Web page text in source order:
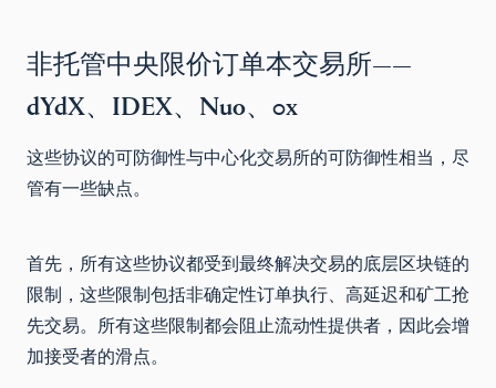
非托管中央限价订单本交易所——
dYdX、IDEX、Nuo、0x
这些协议的可防御性与中心化交易所的可防御性相当，尽
管有一些缺点。
首先，所有这些协议都受到最终解决交易的底层区块链的
限制，这些限制包括非确定性订单执行、高延迟和矿工抢
先交易。所有这些限制都会阻止流动性提供者，因此会增
加接受者的滑点。